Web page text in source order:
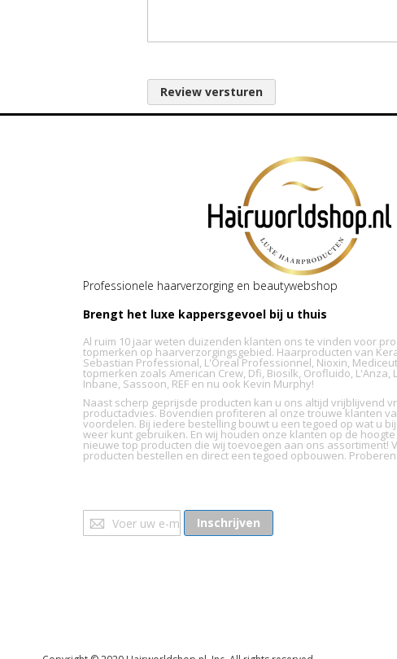
Review versturen
Professionele haarverzorging en beautywebshop
Brengt het luxe kappersgevoel bij u thuis
Al ruim 10 jaar weten duizenden klanten ons te vinden voor
topmerken op haarverzorgingsgebied. Haarproducten van
Sebastian Professional, L'Oreal Professionnel, Nioxin,
topmerken zoals American Crew, Dfi, Biosilk, Orofluido, L'Anza,
Inbane, Sassoon, REF en nu ook Kevin Murphy!
Naast scherp geprijsde producten kan u ons altijd vrijblijvend
productadvies. Bovendien profiteren al onze trouwe klanten
voordelen. Bij iedere bestelling bouwt u een tegoed op wat u
weer kunt gebruiken. En wij houden onze klanten op de
nieuwe top producten die wij toevoegen aan ons assortiment!
producten bestellen en direct een tegoed opbouwen.
Abonneer
u
Inschrijven